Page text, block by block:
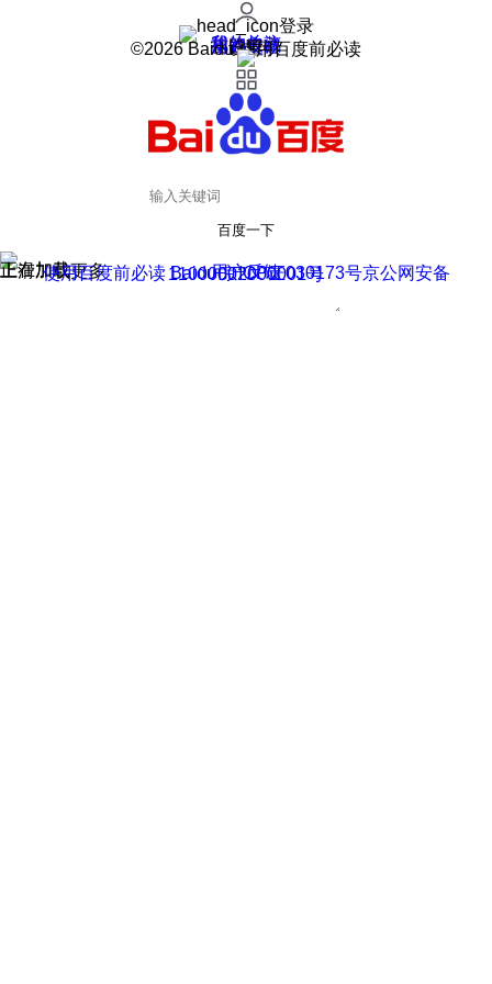
登录
我的关注
我的收藏
皮肤中心
用户反馈
设置
©2026 Baidu 使用百度前必读
百度一下
正在加载
上滑加载更多 用户反馈
使用百度前必读 Baidu 京ICP证030173号
京公网安备11000002000001号